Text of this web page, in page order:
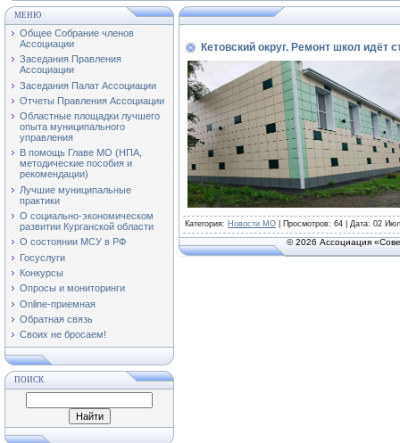
МЕНЮ
Общее Собрание членов
Ассоциации
Заседания Правления
Ассоциации
Заседания Палат Ассоциации
Отчеты Правления Ассоциации
Областные площадки лучшего
опыта муниципального
управления
В помощь Главе МО (НПА,
методические пособия и
рекомендации)
Лучшие муниципальные
практики
О социально-экономическом
развитии Курганской области
О состоянии МСУ в РФ
Госуслуги
Конкурсы
Опросы и мониторинги
Online-приемная
Обратная связь
Своих не бросаем!
ПОИСК
Кетовский округ. Ремонт школ идёт
Категория: Новости МО Просмотров: 64 | Дата: 02
© 2026 Ассоциация